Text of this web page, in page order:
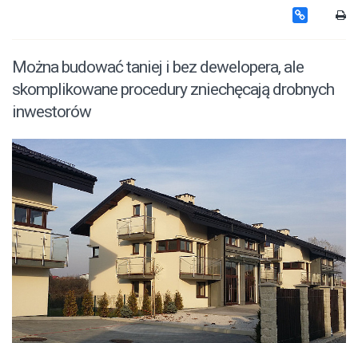
Można budować taniej i bez dewelopera, ale
skomplikowane procedury zniechęcają drobnych
inwestorów